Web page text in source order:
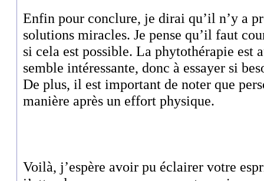
Enfin pour conclure, je dirai qu’il n’y a
solutions miracles. Je pense qu’il faut
si cela est possible. La phytothérapie est
semble intéressante, donc à essayer si
De plus, il est important de noter que
manière après un effort physique.
Voilà, j’espère avoir pu éclairer votre